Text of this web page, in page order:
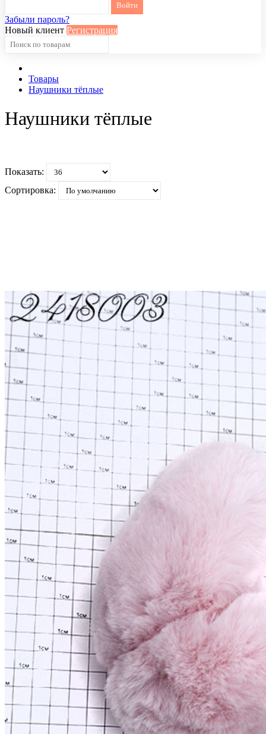
Забыли пароль?
Новый клиент Регистрация
Товары
Наушники тёплые
Наушники тёплые
Показать:
Сортировка: